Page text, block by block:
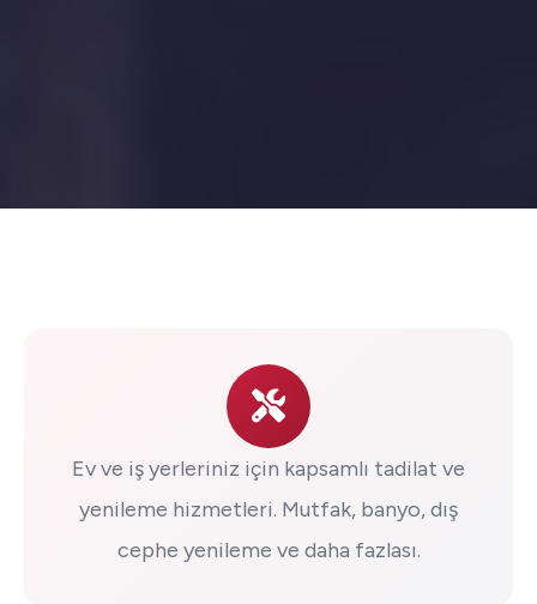
Ev ve iş yerleriniz için kapsamlı tadilat ve
yenileme hizmetleri. Mutfak, banyo, dış
cephe yenileme ve daha fazlası.